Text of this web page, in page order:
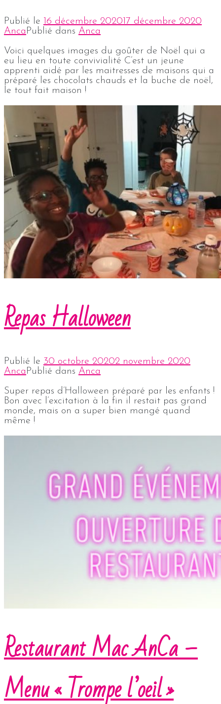
Publié le 16 décembre 2020 17 décembre 2020
Anca Publié dans Anca
Voici quelques images du goûter de Noël qui a
eu lieu en toute convivialité C’est un jeune
apprenti aidé par les maitresses de maisons qui a
préparé les chocolats chauds et la buche de noël,
le tout fait maison !
Repas Halloween
Publié le 30 octobre 20202 novembre 2020
Anca Publié dans Anca
Super repas d’Halloween préparé par les enfants !
Bon avec l’excitation à la fin il restait pas grand
monde, mais on a super bien mangé quand
même !
Restaurant Mac AnCa –
Menu « Trompe l’oeil »